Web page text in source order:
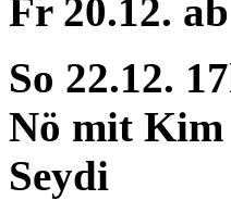
Fr 20.12.
So 22.12.
Nö mit Kim
Seydi